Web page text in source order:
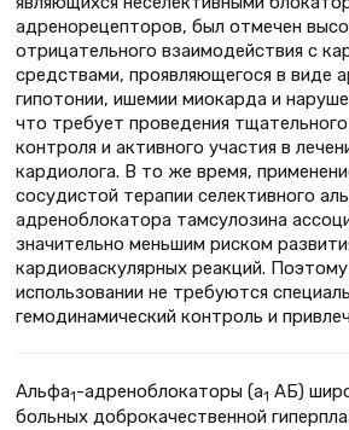
адренорецепторов, был отмечен
отрицательного взаимодействия с
средствами, проявляющегося в виде
гипотонии, ишемии миокарда и
что требует проведения
контроля и активного участия в
кардиолога. В то же время,
сосудистой терапии селективного
адреноблокатора тамсулозина
значительно меньшим риском
кардиоваскулярных реакций.
использовании не требуются
гемодинамический контроль и
Альфа1 -адреноблокаторы (a1 АБ)
больных доброкачественной